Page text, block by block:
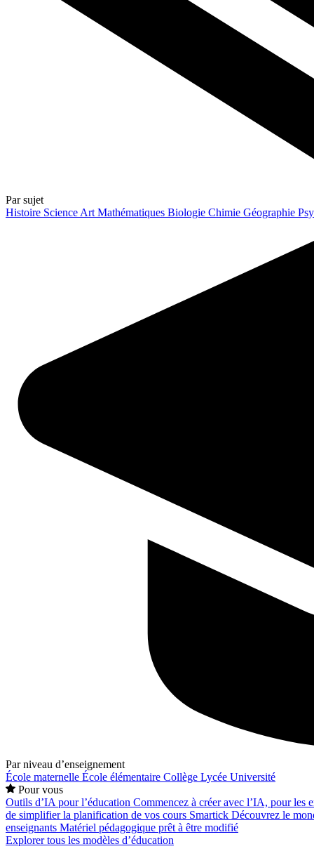
Par sujet
Histoire Science Art Mathématiques Biologie Chimie Géographie
Par niveau d’enseignement
École maternelle École élémentaire Collège Lycée Université
Pour vous
Outils d’IA pour l’éducation Commencez à créer avec l’IA, pour les
de simplifier la planification de vos cours Smartick Découvrez le
enseignants Matériel pédagogique prêt à être modifié
Explorer tous les modèles d’éducation